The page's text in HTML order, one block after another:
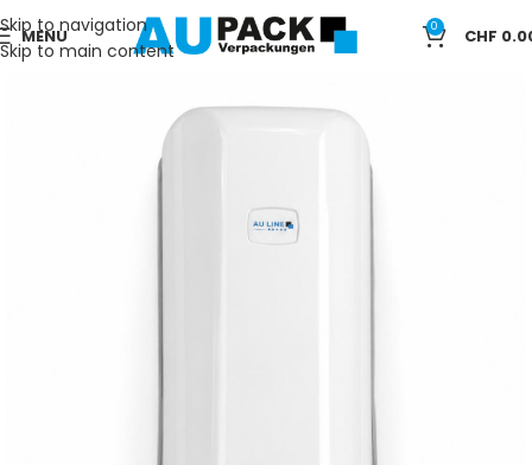
Skip to navigation
Skip to main content
MENU 0 CHF